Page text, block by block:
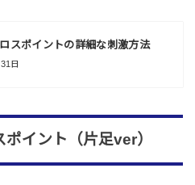
スポイントの詳細な刺激方法
日
ポイント（片足ver）